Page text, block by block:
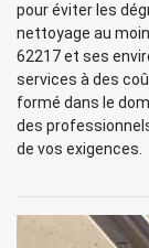
pour éviter les
nettoyage au
62217 et ses
services à des
formé dans le
des
de vos exigences.